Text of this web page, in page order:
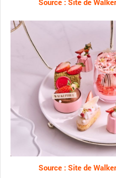
Source : Site de